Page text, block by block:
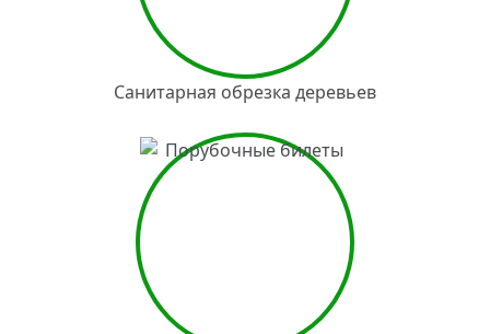
Санитарная обрезка деревьев